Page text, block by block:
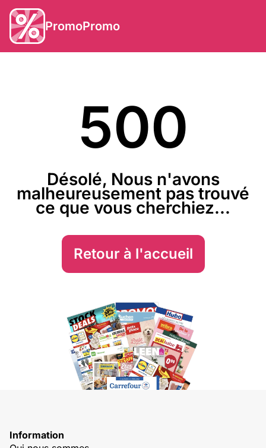
PromoPromo
500
Désolé, Nous n'avons
malheureusement pas trouvé
ce que vous cherchiez...
Retour à l'accueil
Information